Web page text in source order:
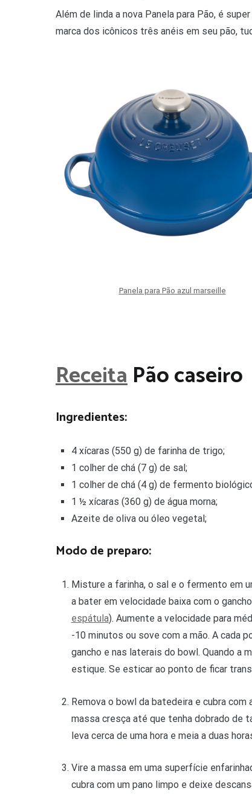
Além de linda a nova Panela para Pão, é
marca dos icônicos três anéis em seu pão,
Panela para Pão azul marseille
ReceitaPão caseiro
Ingredientes:
4 xícaras (550 g) de farinha de trigo;
1 colher de chá (7 g) de sal;
1 colher de chá (4 g) de fermento
1 ½ xícaras (360 g) de água morna;
Azeite de oliva ou óleo vegetal;
Modo de preparo:
Misture a farinha, o sal e o fermento em
a bater em velocidade baixa com o
espátula). Aumente a velocidade para
-10 minutos ou sove com a mão. A cada
gancho e nas laterais do bowl. Quando a
estique. Se esticar ao ponto de ficar
Remova o bowl da batedeira e cubra
massa cresça até que tenha dobrado de
leva cerca de uma hora e meia a duas
Vire a massa em uma superfície
cubra com um pano limpo e deixe